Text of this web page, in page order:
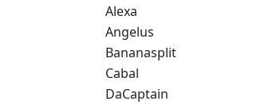
Alexa
Angelus
Bananasplit
Cabal
DaCaptain